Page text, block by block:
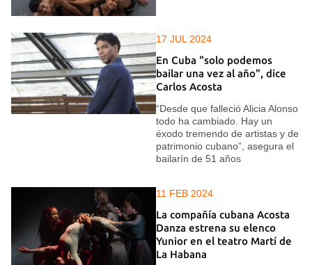
17 JUL 2024
En Cuba "solo podemos
bailar una vez al año", dice
Carlos Acosta
“Desde que falleció Alicia Alonso
todo ha cambiado. Hay un
éxodo tremendo de artistas y de
patrimonio cubano”, asegura el
bailarín de 51 años
11 FEB 2024
La compañía cubana Acosta
Danza estrena su elenco
Yunior en el teatro Martí de
La Habana